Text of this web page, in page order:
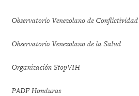
Observatorio Venezolano de
Observatorio Venezolano de la Salud
Organización StopVIH
PADF Honduras